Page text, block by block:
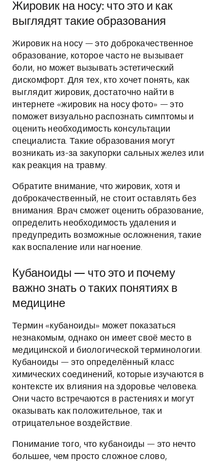
Жировик на носу: что это и как
выглядят такие образования
Жировик на носу — это доброкачественное
образование, которое часто не вызывает
боли, но может вызывать эстетический
дискомфорт. Для тех, кто хочет понять, как
выглядит жировик, достаточно найти в
интернете «жировик на носу фото» — это
поможет визуально распознать симптомы и
оценить необходимость консультации
специалиста. Такие образования могут
возникать из-за закупорки сальных желез или
как реакция на травму.
Обратите внимание, что жировик, хотя и
доброкачественный, не стоит оставлять без
внимания. Врач сможет оценить образование,
определить необходимость удаления и
предупредить возможные осложнения, такие
как воспаление или нагноение.
Кубаноиды — что это и почему
важно знать о таких понятиях в
медицине
Термин «кубаноиды» может показаться
незнакомым, однако он имеет своё место в
медицинской и биологической терминологии.
Кубаноиды — это определённый класс
химических соединений, которые изучаются в
контексте их влияния на здоровье человека.
Они часто встречаются в растениях и могут
оказывать как положительное, так и
отрицательное воздействие.
Понимание того, что кубаноиды — это нечто
большее, чем просто сложное слово,